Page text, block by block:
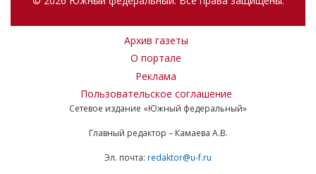
Архив газеты
О портале
Реклама
Пользовательское соглашение
Сетевое издание «Южный федеральный»
Главный редактор – Камаева А.В.
Эл. почта: redaktor@u-f.ru